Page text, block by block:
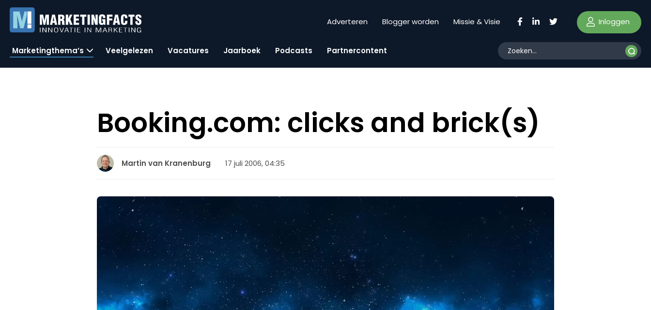
Adverteren Blogger worden Missie & Visie Inloggen
Marketingthema’s Veelgelezen Vacatures Jaarboek Podcasts Partnercontent
Booking.com: clicks and brick(s)
Martin van Kranenburg 17 juli 2006, 04:35